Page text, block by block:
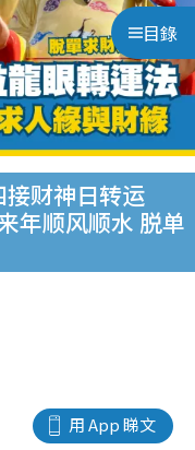
目錄
财神日转运
年顺风顺水 脱单
用 App 睇文